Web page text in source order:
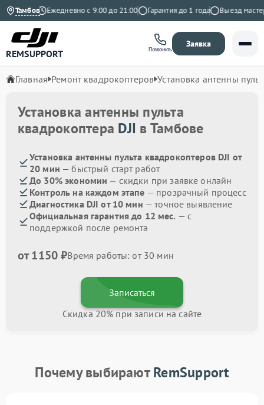
Тамбов
Яндекс Ежедневно с 9:00 до 21:00 Гарантия до 1 года Выезд мастера
REMSUPPORT Позвонить
Заявка
Главная Ремонт квадрокоптеров Установка антенны
Установка антенны пульта
квадрокоптера DJI в Тамбове
Установка антенны пульта квадрокоптеров DJI от
20 мин — быстрый старт работ
До 30% экономии — скидки при заявке онлайн
Контроль на каждом этапе — прозрачный процесс
Диагностика DJI от 10 мин — точное выявление
Официальная гарантия до 12 мес. — с
поддержкой после ремонта
от 1150 ₽Время работы: от 30 мин
Записаться
Скидка 20% при записи на сайте
Почему выбираютRemSupport